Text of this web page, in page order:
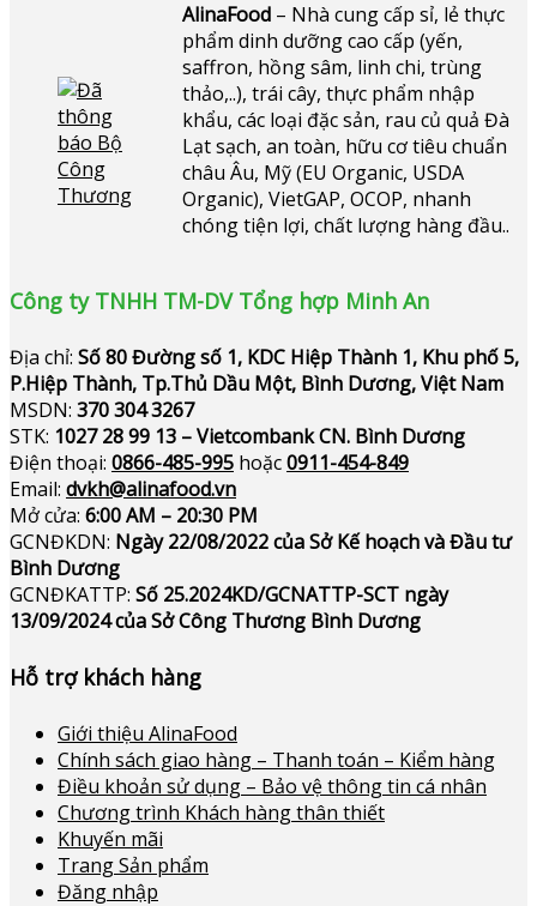
AlinaFood– Nhà cung cấp sỉ, lẻ thực
phẩm dinh dưỡng cao cấp (yến,
saffron, hồng sâm, linh chi, trùng
thảo,..), trái cây, thực phẩm nhập
khẩu, các loại đặc sản, rau củ quả Đà
Lạt sạch, an toàn, hữu cơ tiêu chuẩn
châu Âu, Mỹ (EU Organic, USDA
Organic), VietGAP, OCOP, nhanh
chóng tiện lợi, chất lượng hàng đầu..
Công ty TNHH TM-DV Tổng hợp Minh An
Địa chỉ: Số 80 Đường số 1, KDC Hiệp Thành 1, Khu phố 5,
P.Hiệp Thành, Tp.Thủ Dầu Một, Bình Dương, Việt Nam
MSDN: 370 304 3267
STK: 1027 28 99 13 – Vietcombank CN. Bình Dương
Điện thoại: 0866-485-995 hoặc0911-454-849
Email: dvkh@alinafood.vn
Mở cửa: 6:00 AM – 20:30 PM
GCNĐKDN: Ngày 22/08/2022 của Sở Kế hoạch và Đầu tư
Bình Dương
GCNĐKATTP: Số 25.2024KD/GCNATTP-SCT ngày
13/09/2024 của Sở Công Thương Bình Dương
Hỗ trợ khách hàng
Giới thiệu AlinaFood
Chính sách giao hàng – Thanh toán – Kiểm hàng
Điều khoản sử dụng – Bảo vệ thông tin cá nhân
Chương trình Khách hàng thân thiết
Khuyến mãi
Trang Sản phẩm
Đăng nhập